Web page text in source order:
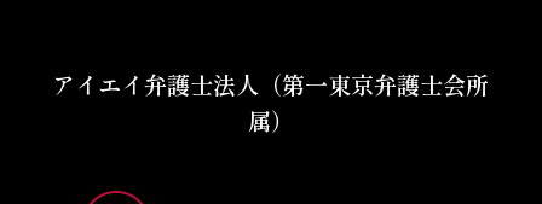
アイエイ弁護士法人（第一東京弁護士会所
属）